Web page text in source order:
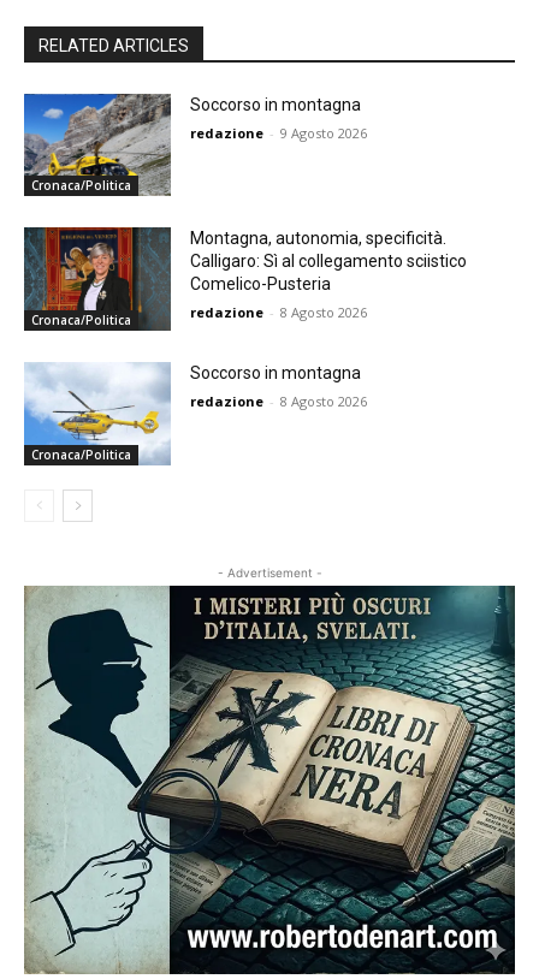
RELATED ARTICLES
Cronaca/Politica
Soccorso in montagna
redazione - 9 Agosto 2026
Cronaca/Politica
Montagna, autonomia, specificità.
Calligaro: Sì al collegamento sciistico
Comelico-Pusteria
redazione - 8 Agosto 2026
Cronaca/Politica
Soccorso in montagna
redazione - 8 Agosto 2026
- Advertisement -